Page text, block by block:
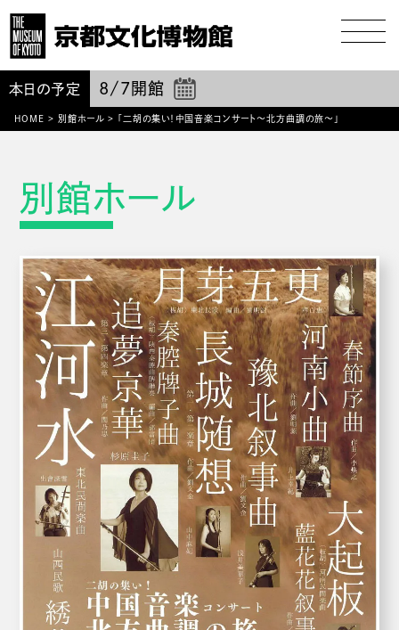
本日の予定 8/7 開館
HOME > 別館ホール> 「二胡の集い！中国音楽コンサート～北方曲調の旅～」